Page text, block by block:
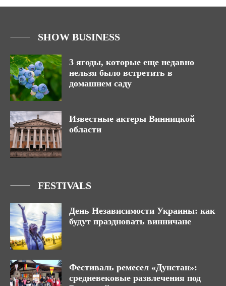
SHOW BUSINESS
3 ягоды, которые еще недавно
нельзя было встретить в
домашнем саду
Известные актеры Винницкой
области
FESTIVALS
День Независимости Украины: как
будут праздновать винничане
Фестиваль ремесел «Дунстан»:
средневековые развлечения под